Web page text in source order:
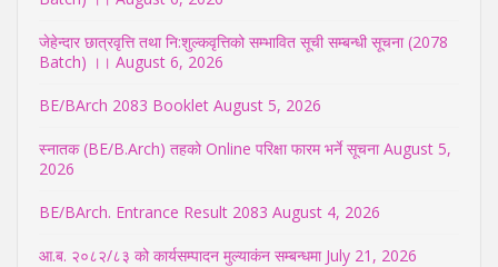
जेहेन्दार छात्रवृत्ति तथा नि:शुल्कवृत्तिको सम्भावित सूची सम्बन्धी सूचना (2078
Batch) ।। August 6, 2026
BE/BArch 2083 Booklet August 5, 2026
स्नातक (BE/B.Arch) तहको Online परिक्षा फारम भर्ने सूचना August 5,
2026
BE/BArch. Entrance Result 2083 August 4, 2026
आ.ब. २०८२/८३ को कार्यसम्पादन मुल्याकंन सम्बन्धमा July 21, 2026